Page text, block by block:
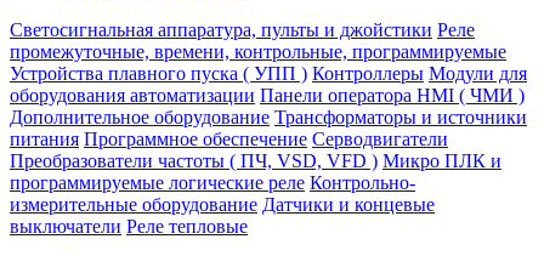
Светосигнальная аппаратура, пульты и джойстики Реле
промежуточные, времени, контрольные, программируемые
Устройства плавного пуска ( УПП ) Контроллеры Модули для
оборудования автоматизации Панели оператора HMI ( ЧМИ )
Дополнительное оборудование Транcформаторы и источники
питания Программное обеспечение Серводвигатели
Преобразователи частоты ( ПЧ, VSD, VFD ) Микро ПЛК и
программируемые логические реле Контрольно-
измерительные оборудование Датчики и концевые
выключатели Реле тепловые